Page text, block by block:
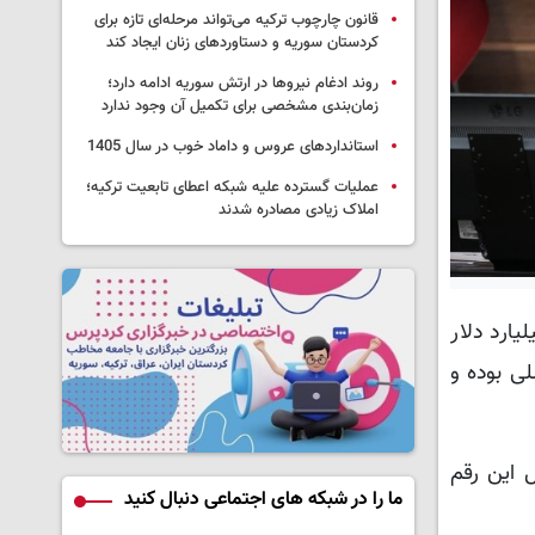
در آیین آغاز عملیات اجرایی تکمیل آزادراه ارومیه به تبریز، افزود: حدود ۱۰ میلیارد دلار
بوده و
شد: امسال این رقم
قانون چارچوب ترکیه می‌تواند مرحله‌ای تازه برای
کردستان سوریه و دستاوردهای زنان ایجاد کند
روند ادغام نیروها در ارتش سوریه ادامه دارد؛
زمان‌بندی مشخصی برای تکمیل آن وجود ندارد
استانداردهای عروس و داماد خوب در سال 1405
عملیات گسترده علیه شبکه اعطای تابعیت ترکیه؛
املاک زیادی مصادره شدند
ما را در شبکه های اجتماعی دنبال کنید